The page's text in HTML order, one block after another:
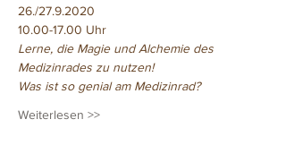
26./27.9.2020
10.00-17.00 Uhr
Lerne, die Magie und Alchemie des
Medizinrades zu nutzen!
Was ist so genial am Medizinrad?
Weiterlesen >>